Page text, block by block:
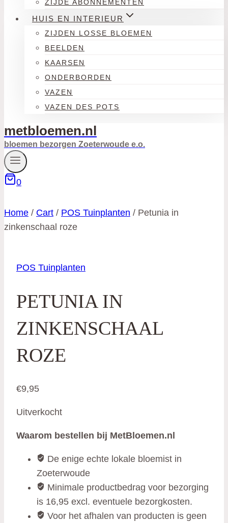
ZIJDE ABONNEMENTEN
HUIS EN INTERIEUR
ZIJDEN LOSSE BLOEMEN
BEELDEN
KAARSEN
ONDERBORDEN
VAZEN
VAZEN DES POTS
metbloemen.nl
bloemen bezorgen Zoeterwoude e.o.
0
Home / Cart / POS Tuinplanten / Petunia in
zinkenschaal roze
POS Tuinplanten
PETUNIA IN
ZINKENSCHAAL
ROZE
€9,95
Uitverkocht
Waarom bestellen bij MetBloemen.nl
De enige echte lokale bloemist in
Zoeterwoude
Minimale productbedrag voor bezorging
is 16,95 excl. eventuele bezorgkosten.
Voor het afhalen van producten is geen